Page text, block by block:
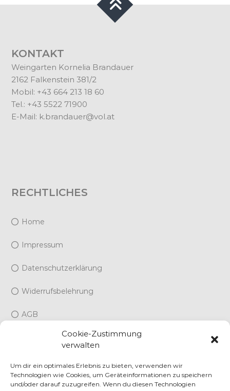
Cookie-Zustimmung
verwalten
Um dir ein optimales Erlebnis zu bieten, verwenden wir
Technologien wie Cookies, um Geräteinformationen zu speichern
und/oder darauf zuzugreifen. Wenn du diesen Technologien
KONTAKT
Weingarten Kornelia Brandauer
2162 Falkenstein 381/2
Mobil: +43 664 213 18 60
Tel.: +43 5522 71900
E-Mail: k.brandauer@vol.at
RECHTLICHES
Home
Impressum
Datenschutzerklärung
Widerrufsbelehrung
AGB
Cookie-Richtlinie (EU)